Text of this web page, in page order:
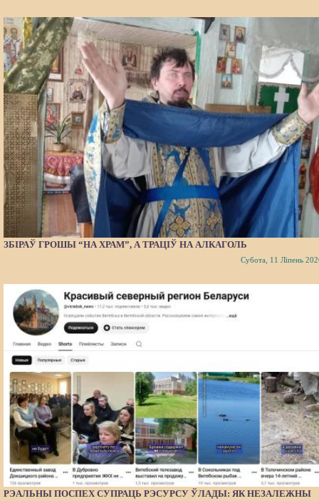
ЗБІРАЎ ГРОШЫ “НА ХРАМ”, А ТРАЦІЎ НА АЛКАГОЛЬ
Субота, 11 Ліпень
РЭАЛЬНЫ ПОСПЕХ СУПРАЦЬ РЭСУРСУ ЎЛАДЫ: ЯК НЕЗАЛЕЖНЫ